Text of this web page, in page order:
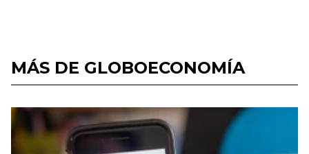
MÁS DE GLOBOECONOMÍA